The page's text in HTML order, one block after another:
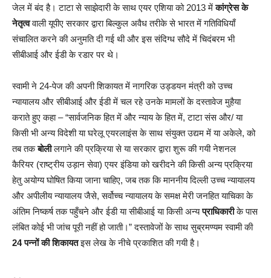
जेल में बंद है। टाटा से साझेदारी के साथ एयर एशिया को 2013 मेंकांग्रेस के
नेतृत्ववाली यूपीए सरकार द्वारा बिल्कुल अवैध तरीके से भारत में गतिविधियाँ
संचालित करने की अनुमति दी गई थी और इस संदिग्ध सौदे में चिदंबरम भी
सीबीआई और ईडी के रडार पर थे।
स्वामी ने 24-पेज की अपनी शिकायत में नागरिक उड्डयन मंत्री को उच्च
न्यायालय और सीबीआई और ईडी में चल रहे उनके मामलों के दस्तावेज मुहैया
कराते हुए कहा – “सार्वजनिक हित में और न्याय के हित में, टाटा संस और/ या
किसी भी अन्य विदेशी या घरेलू एयरलाइंस के साथ संयुक्त उद्यम में या अकेले, को
तब तकबोलीलगाने की प्रक्रिया से या सरकार द्वारा शुरू की गयी नेशनल
कैरियर (राष्ट्रीय उड़ान सेवा) एयर इंडिया को खरीदने की किसी अन्य प्रक्रिया
हेतु अयोग्य घोषित किया जाना चाहिए, जब तक कि माननीय दिल्ली उच्च न्यायालय
और अपीलीय न्यायालय जैसे, सर्वोच्च न्यायालय के समक्ष मेरी जनहित याचिका के
अंतिम निष्कर्ष तक पहुँचने और ईडी या सीबीआई या किसी अन्यप्राधिकारीके पास
लंबित कोई भी जांच पूरी नहीं हो जाती।” दस्तावेजों के साथ सुब्रमण्यम स्वामी की
24 पन्नों की शिकायतइस लेख के नीचे प्रकाशित की गयी है।